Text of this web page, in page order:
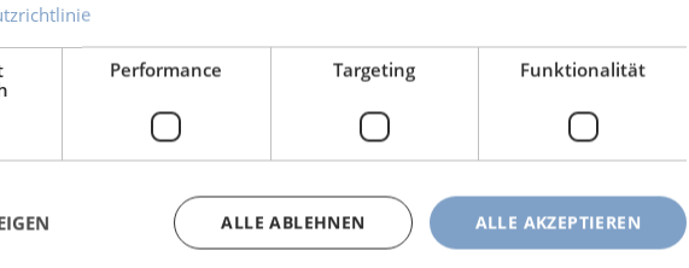
Performance Targeting Funktionalität
ALLE AKZEPTIEREN
ALLE ABLEHNEN